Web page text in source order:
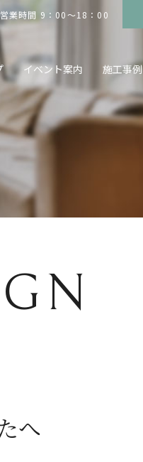
へ
イベント案内 施工事例
営業時間 9：00～18：00